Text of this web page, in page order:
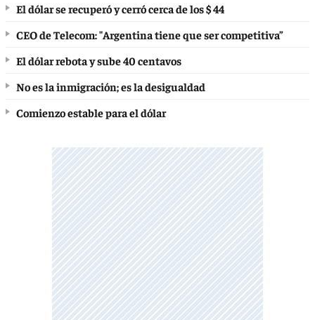
El dólar se recuperó y cerró cerca de los $ 44
CEO de Telecom: "Argentina tiene que ser competitiva”
El dólar rebota y sube 40 centavos
No es la inmigración; es la desigualdad
Comienzo estable para el dólar